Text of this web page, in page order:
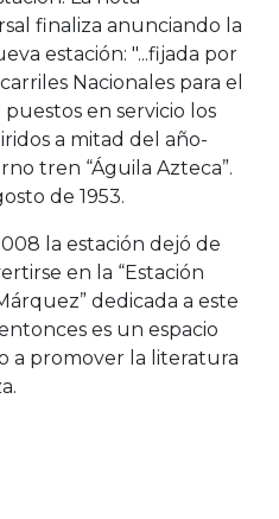
finaliza anunciando la
estación: "...fijada por
Nacionales para el
en servicio los
a mitad del año-
tren “Águila Azteca”.
de 1953.
la estación dejó de
en la “Estación
dedicada a este
es un espacio
a promover la literatura